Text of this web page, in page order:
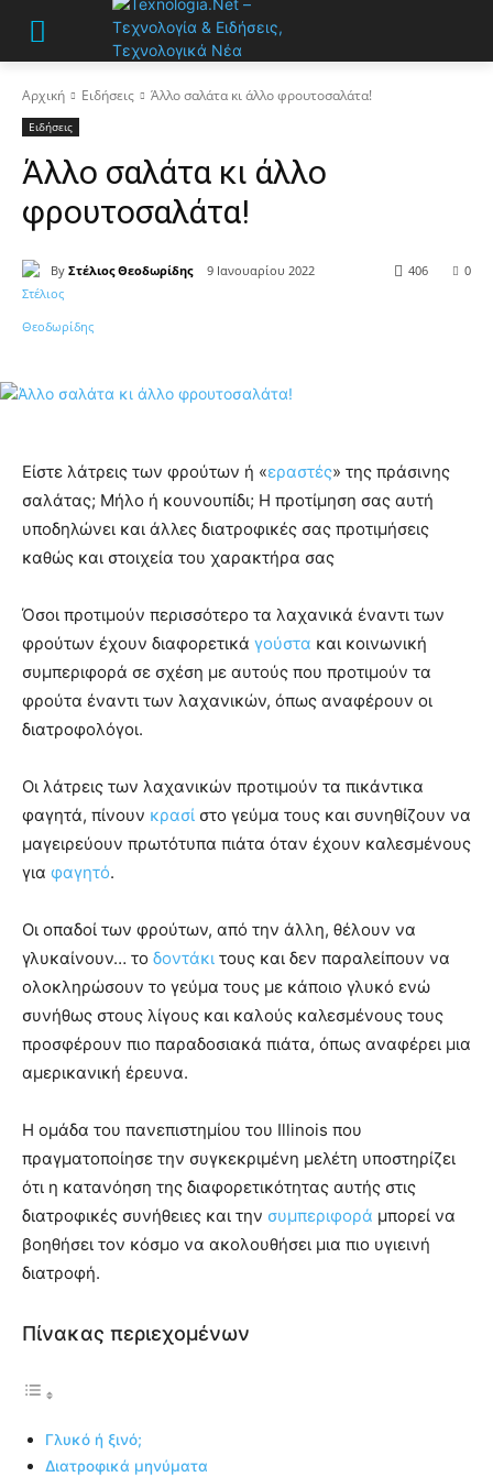
Αρχική Ειδήσεις Άλλο σαλάτα κι άλλο φρουτοσαλάτα!
Ειδήσεις
Άλλο σαλάτα κι άλλο
φρουτοσαλάτα!
By Στέλιος Θεοδωρίδης 9 Ιανουαρίου 2022 0
406
Είστε λάτρεις των φρούτων ή «εραστές» της πράσινης
σαλάτας; Μήλο ή κουνουπίδι; Η προτίμηση σας αυτή
υποδηλώνει και άλλες διατροφικές σας προτιμήσεις
καθώς και στοιχεία του χαρακτήρα σας
Όσοι προτιμούν περισσότερο τα λαχανικά έναντι των
φρούτων έχουν διαφορετικά γούστα και κοινωνική
συμπεριφορά σε σχέση με αυτούς που προτιμούν τα
φρούτα έναντι των λαχανικών, όπως αναφέρουν οι
διατροφολόγοι.
Οι λάτρεις των λαχανικών προτιμούν τα πικάντικα
φαγητά, πίνουν κρασί στο γεύμα τους και συνηθίζουν να
μαγειρεύουν πρωτότυπα πιάτα όταν έχουν καλεσμένους
για φαγητό.
Οι οπαδοί των φρούτων, από την άλλη, θέλουν να
γλυκαίνουν… το δοντάκι τους και δεν παραλείπουν να
ολοκληρώσουν το γεύμα τους με κάποιο γλυκό ενώ
συνήθως στους λίγους και καλούς καλεσμένους τους
προσφέρουν πιο παραδοσιακά πιάτα, όπως αναφέρει μια
αμερικανική έρευνα.
Η ομάδα του πανεπιστημίου του Illinois που
πραγματοποίησε την συγκεκριμένη μελέτη υποστηρίζει
ότι η κατανόηση της διαφορετικότητας αυτής στις
διατροφικές συνήθειες και την συμπεριφορά μπορεί να
βοηθήσει τον κόσμο να ακολουθήσει μια πιο υγιεινή
διατροφή.
Πίνακας περιεχομένων
Γλυκό ή ξινό;
Διατροφικά μηνύματα